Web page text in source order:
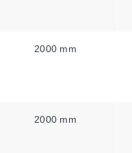
2000 mm
2000 mm